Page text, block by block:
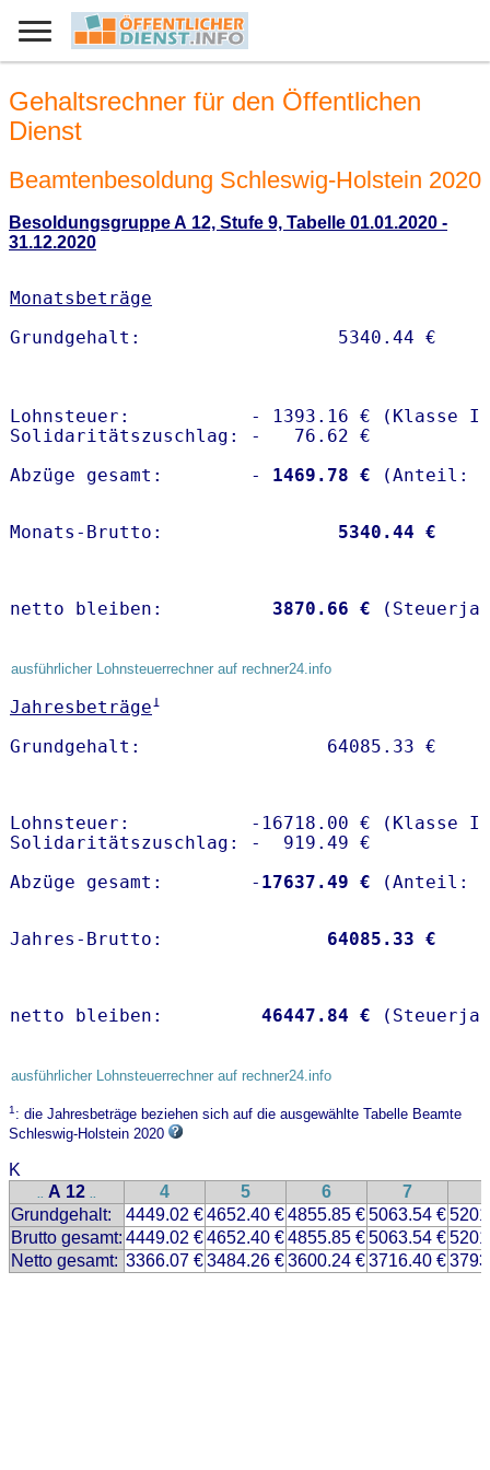
Gehaltsrechner für den Öffentlichen
Dienst
Beamtenbesoldung Schleswig-Holstein 2020
Besoldungsgruppe A 12, Stufe 9, Tabelle 01.01.2020 -
31.12.2020
Monatsbeträge
Lohnsteuer:           - 1393.16 € (Klasse I)
Solidaritätszuschlag: -   76.62 €
Abzüge gesamt:        -
1469.78 €
Monats-Brutto: 5340.44 €
netto bleiben: 3870.66 €
ausführlicher Lohnsteuerrechner auf rechner24.info
Jahresbeträge1
Lohnsteuer:           -16718.00 € (Klasse I)
Solidaritätszuschlag: -  919.49 €
Abzüge gesamt:        - 17637.49 €
Jahres-Brutto: 64085.33 €
netto bleiben: 46447.84 €
ausführlicher Lohnsteuerrechner auf rechner24.info
1: die Jahresbeträge beziehen sich auf die ausgewählte Tabelle Beamte
Schleswig-Holstein 2020
K
.. A 12 .. 4 5 6 7
Grundgehalt:
4449.02 €4652.40 €4855.85 €5063.54 €
Brutto gesamt: 4449.02 €4652.40 €4855.85 €5063.54 €
Netto gesamt: 3366.07 €3484.26 €3600.24 €3716.40 €